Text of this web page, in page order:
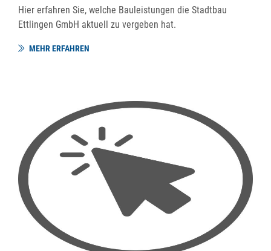
Hier erfahren Sie, welche Bauleistungen die Stadtbau
Ettlingen GmbH aktuell zu vergeben hat.
MEHR ERFAHREN